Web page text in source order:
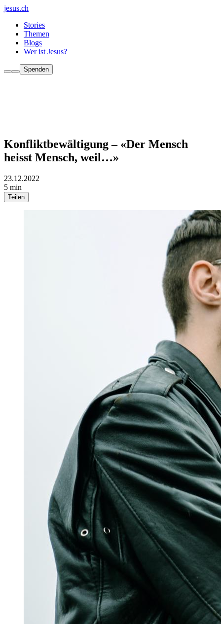
jesus.ch
Stories
Themen
Blogs
Wer ist Jesus?
Spenden
Konfliktbewältigung – «Der Mensch
heisst Mensch, weil…»
23.12.2022
5 min
Teilen